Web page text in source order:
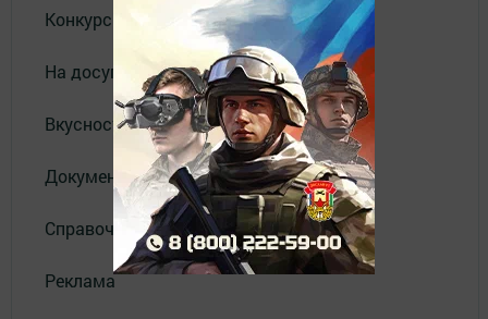
Конкурсы
На досуге
Вкусности
Документы
Справочник
Реклама